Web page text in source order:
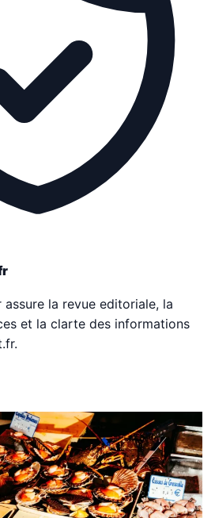
la revue editoriale, la
et la clarte des informations